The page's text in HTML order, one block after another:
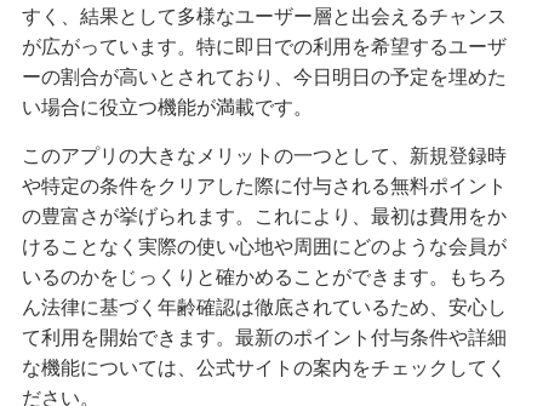
すく、結果として多様なユーザー層と出会えるチャンス
が広がっています。特に即日での利用を希望するユーザ
ーの割合が高いとされており、今日明日の予定を埋めた
い場合に役立つ機能が満載です。
このアプリの大きなメリットの一つとして、新規登録時
や特定の条件をクリアした際に付与される無料ポイント
の豊富さが挙げられます。これにより、最初は費用をか
けることなく実際の使い心地や周囲にどのような会員が
いるのかをじっくりと確かめることができます。もちろ
ん法律に基づく年齢確認は徹底されているため、安心し
て利用を開始できます。最新のポイント付与条件や詳細
な機能については、公式サイトの案内をチェックしてく
ださい。